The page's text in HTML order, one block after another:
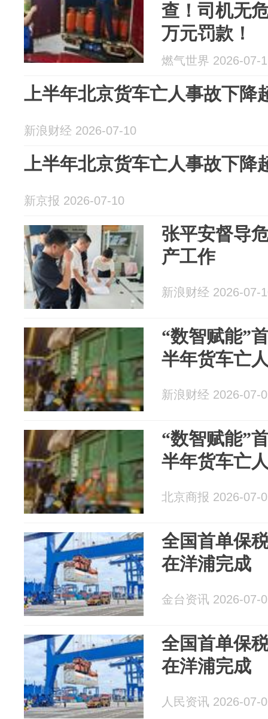
查！司机无
万元罚款！
燃气世界 2026-07-
上半年北京货车亡人事故下降
新浪财经 2026-07-10
上半年北京货车亡人事故下降
新京报 2026-07-10
张平安督导
产工作
新浪财经 2026-07-
“数智赋能”
半年货车亡
新浪财经 2026-07-
“数智赋能”
半年货车亡
北京商报 2026-07-
全国首单保
在洋浦完成
金台资讯 2026-07-
全国首单保
在洋浦完成
人民资讯 2026-07-